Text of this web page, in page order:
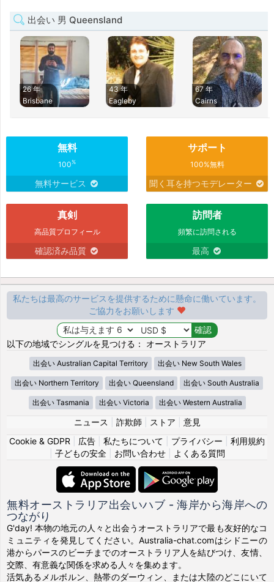
出会い 男 Queensland
26 年
Brisbane
43 年
Eagleby
67 年
Cairns
無料
100%
無料サービス
サポート
100%無料
聞く耳を持つモデレーター
真剣
高品質プロフィール
確認済み品質
訪問者
頻繁に訪問される
最高
私たちは最高のサービスを提供するために懸命に働いています。
ご協力をお願いします
以下の地域でシングルを見つける： オーストラリア
出会い Australian Capital Territory 出会い New South Wales
出会い Northern Territory 出会い Queensland 出会い South Australia
出会い Tasmania 出会い Victoria 出会い Western Australia
ニュース 詐欺師 ストア
意見
Cookie & GDPR
広告 私たちについて プライバシー
利用規約
子どもの安全| お問い合わせ| よくある質問
無料オーストラリア出会いハブ - 海岸から海岸への
つながり
G'day! 本物の地元の人々と出会うオーストラリアで最も友好的なコ
ミュニティを発見してください。Australia-chat.comはシドニーの
港からパースのビーチまでのオーストラリア人を結びつけ、友情、
交際、有意義な関係を求める人々を集めます。
活気あるメルボルン、熱帯のダーウィン、または大陸のどこにいて